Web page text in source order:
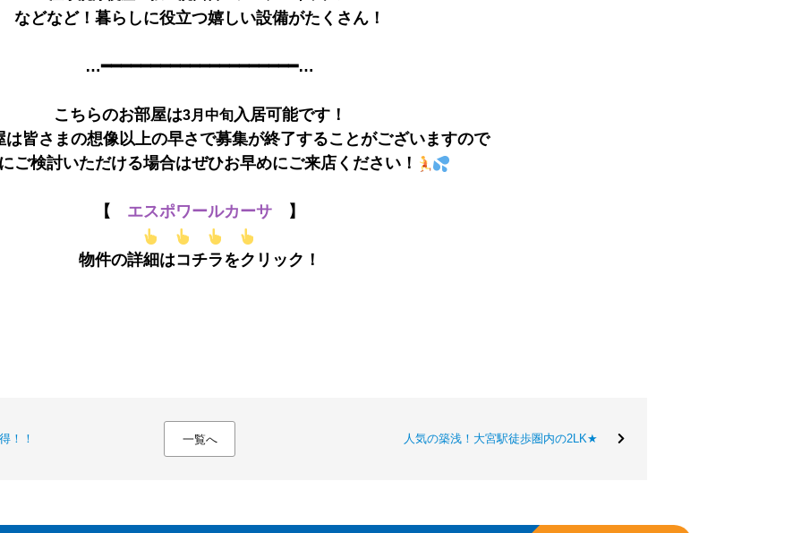
などなど！暮らしに役立つ嬉しい設備がたくさん！
…━━━━━━━━━━━━━━━━━━━━…
こちらのお部屋は3月中旬入居可能です！
は皆さまの想像以上の早さで募集が終了することがございますので
ご検討いただける場合はぜひお早めにご来店ください！
【 エスポワールカーサ 】
物件の詳細はコチラをクリック！
！！ 一覧へ 人気の築浅！大宮駅徒歩圏内の2LK★